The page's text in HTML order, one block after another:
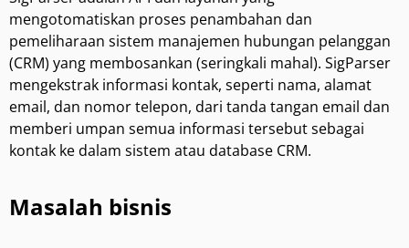
mengotomatiskan proses penambahan dan
pemeliharaan sistem manajemen hubungan pelanggan
(CRM) yang membosankan (seringkali mahal). SigParser
mengekstrak informasi kontak, seperti nama, alamat
email, dan nomor telepon, dari tanda tangan email dan
memberi umpan semua informasi tersebut sebagai
kontak ke dalam sistem atau database CRM.
Masalah bisnis